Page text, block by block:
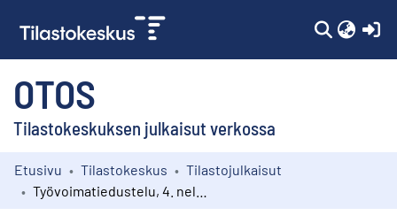
OTOS
Tilastokeskuksen julkaisut verkossa
Kokoelmat
Etusivu Tilastokeskus
Tilastojulkaisut